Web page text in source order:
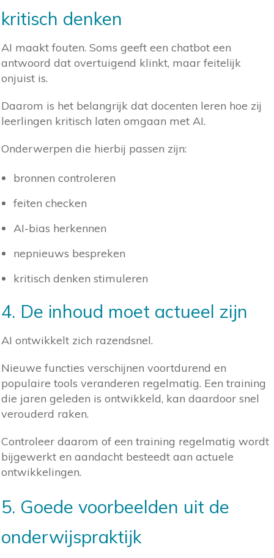
kritisch denken
AI maakt fouten. Soms geeft een chatbot een
antwoord dat overtuigend klinkt, maar feitelijk
onjuist is.
Daarom is het belangrijk dat docenten leren hoe zij
leerlingen kritisch laten omgaan met AI.
Onderwerpen die hierbij passen zijn:
bronnen controleren
feiten checken
AI-bias herkennen
nepnieuws bespreken
kritisch denken stimuleren
4. De inhoud moet actueel zijn
AI ontwikkelt zich razendsnel.
Nieuwe functies verschijnen voortdurend en
populaire tools veranderen regelmatig. Een training
die jaren geleden is ontwikkeld, kan daardoor snel
verouderd raken.
Controleer daarom of een training regelmatig wordt
bijgewerkt en aandacht besteedt aan actuele
ontwikkelingen.
5. Goede voorbeelden uit de
onderwijspraktijk